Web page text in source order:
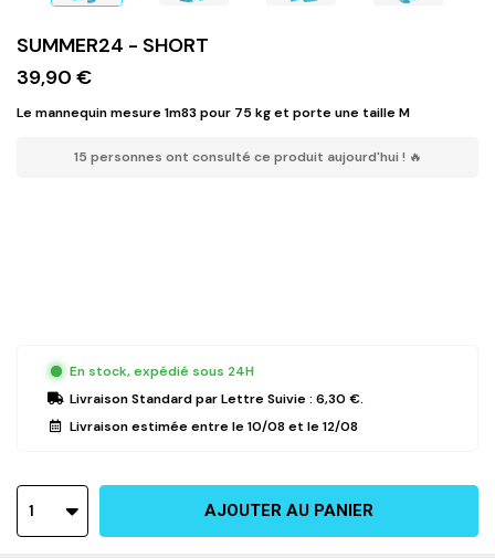
SUMMER24 - SHORT
39,90 €
Le mannequin mesure 1m83 pour 75 kg et porte une taille M
15 personnes ont consulté ce produit aujourd'hui ! 🔥
En stock, expédié sous 24H
Livraison Standardpar Lettre Suivie : 6,30 €.
Livraison estimée entre le10/08 et le12/08
1 AJOUTER AU PANIER